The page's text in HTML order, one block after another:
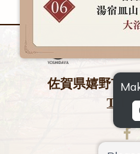
旅館吉田
佐賀県嬉野市嬉
Tel